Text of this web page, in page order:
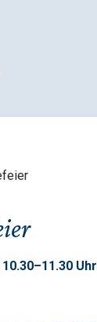
Uhr |